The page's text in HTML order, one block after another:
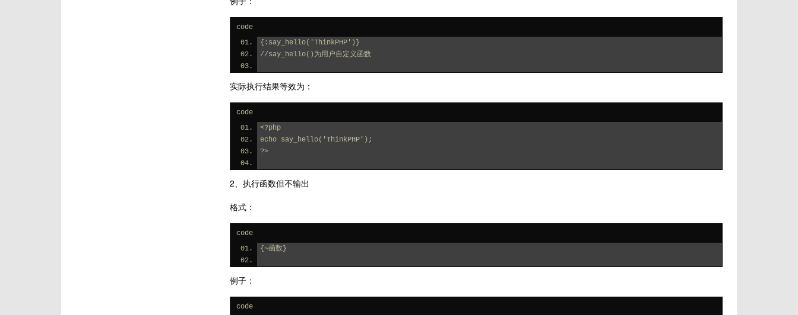
code
{:say_hello('ThinkPHP')}
//say_hello()为用户自定义函数
实际执行结果等效为：
code
<?php
echo say_hello('ThinkPHP');
?>
2、执行函数但不输出
格式：
code
{~函数}
例子：
code